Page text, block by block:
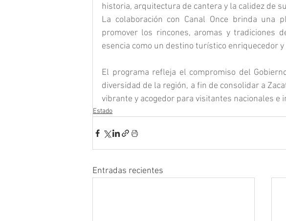
historia, arquitectura de cantera y la calidez de
La colaboración con Canal Once brinda una
promover los rincones, aromas y tradiciones
esencia como un destino turístico enriquecedor
El programa refleja el compromiso del
diversidad de la región, a fin de consolidar a
vibrante y acogedor para visitantes nacionales e
Estado
Entradas recientes